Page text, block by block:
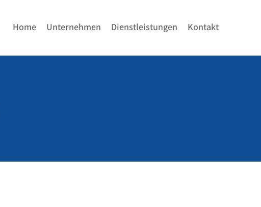
Home Unternehmen Dienstleistungen Kontakt